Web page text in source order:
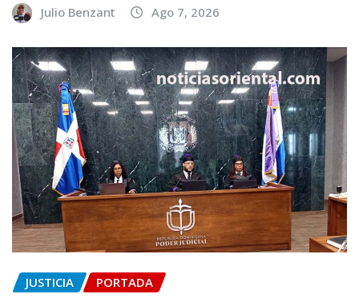
Julio Benzant Ago 7, 2026
JUSTICIA PORTADA